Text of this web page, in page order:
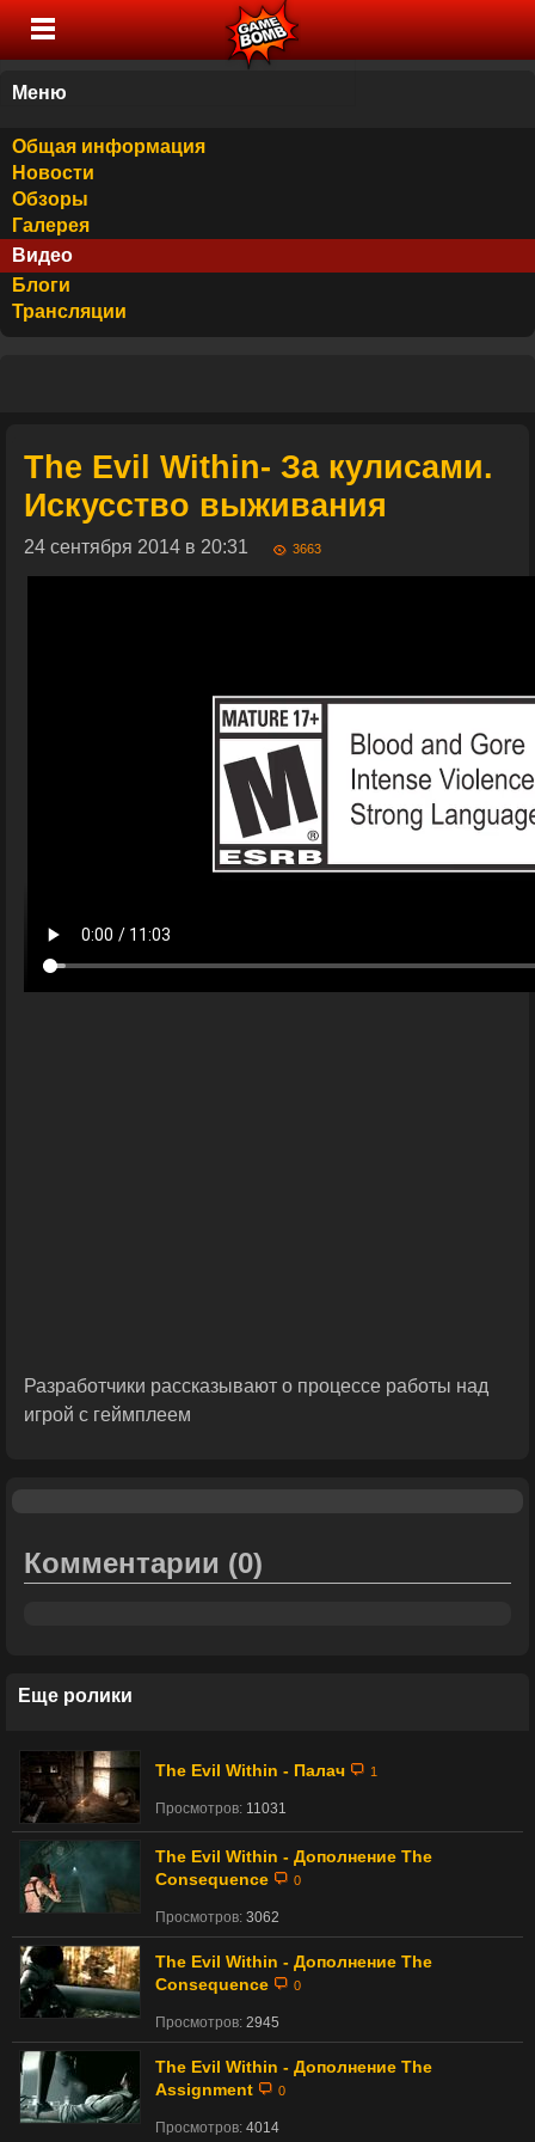
Меню
Общая информация
Новости
Обзоры
Галерея
Видео
Блоги
Трансляции
The Evil Within- За кулисами.
Искусство выживания
24 сентября 2014 в 20:31 3663
Разработчики рассказывают о процессе работы над
игрой с геймплеем
Комментарии (0)
Еще ролики
The Evil Within - Палач 1
Просмотров: 11031
The Evil Within - Дополнение The
Consequence
0
Просмотров: 3062
The Evil Within - Дополнение The
Consequence
0
Просмотров: 2945
The Evil Within - Дополнение The
Assignment
0
Просмотров: 4014